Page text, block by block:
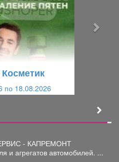
по 18.08.2026
- КАПРЕМОНТ
и агрегатов автомобилей. ...